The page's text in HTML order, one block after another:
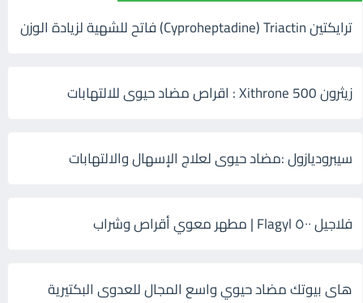
ترايكتين Cyproheptadine) Triactin) فاتح للشهية لزيادة الوزن
زيثرون 500 Xithrone : اقراص مضاد حيوى للالتهابات
سيبروديازول :مضاد حيوى لعلاج الإسهال والالتهابات
فلاجيل ٥٠٠ Flagyl | مطهر معوي أقراص وشراب
هاى بيوتك مضاد حيوي واسع المجال للعدوى البكتيرية